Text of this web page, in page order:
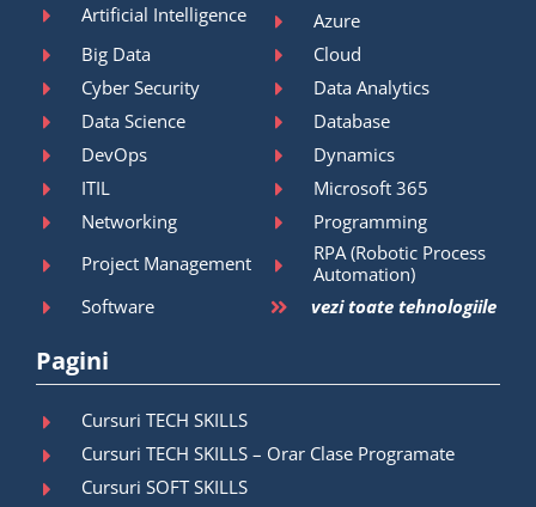
Artificial Intelligence
Azure
Big Data
Cloud
Cyber Security
Data Analytics
Data Science
Database
DevOps
Dynamics
ITIL
Microsoft 365
Networking
Programming
Project Management
RPA (Robotic Process
Automation)
Software
vezi toate tehnologiile
Pagini
Cursuri TECH SKILLS
Cursuri TECH SKILLS – Orar Clase Programate
Cursuri SOFT SKILLS